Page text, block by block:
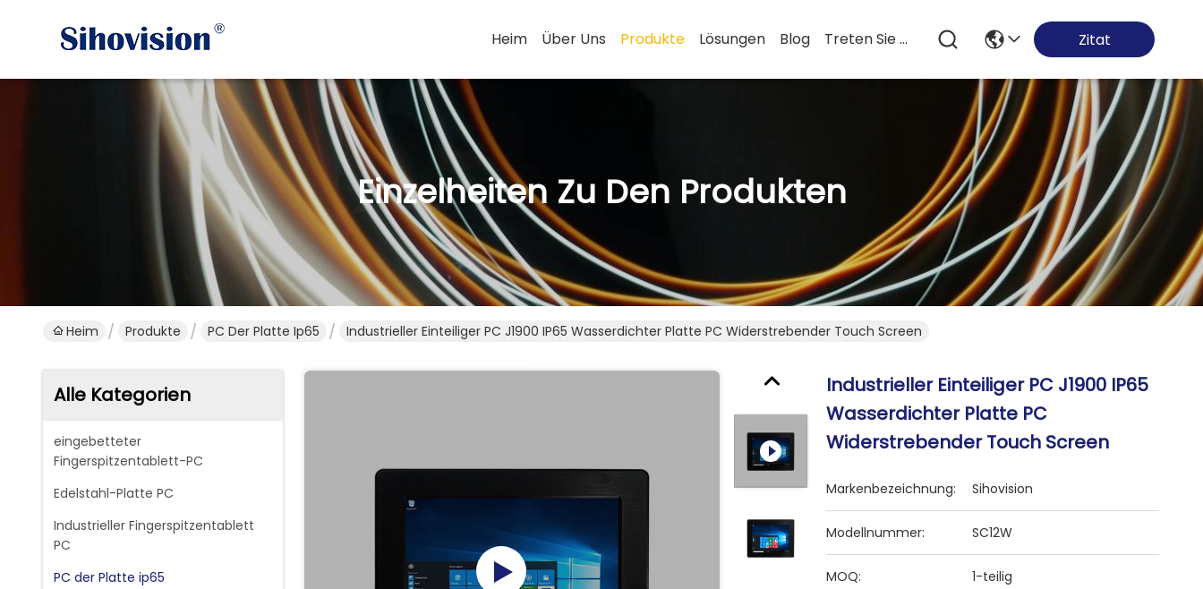
Heim Über Uns Produkte Lösungen Blog Treten Sie Mit Uns In Verbindung Zitat
Einzelheiten Zu Den Produkten
Heim Produkte PC Der Platte Ip65 Industrieller Einteiliger PC J1900 IP65 Wasserdichter Platte PC Widerstrebender Touch Screen
Alle Kategorien
eingebetteter
Fingerspitzentablett-PC
Edelstahl-Platte PC
Industrieller Fingerspitzentablett
PC
PC der Platte ip65
Industrieller Einteiliger PC J1900 IP65
Wasserdichter Platte PC
Widerstrebender Touch Screen
Markenbezeichnung: Sihovision
Modellnummer: SC12W
MOQ: 1-teilig